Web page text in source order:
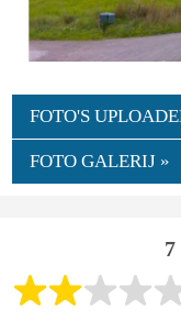
FOTO'S
FOTO GALERIJ »